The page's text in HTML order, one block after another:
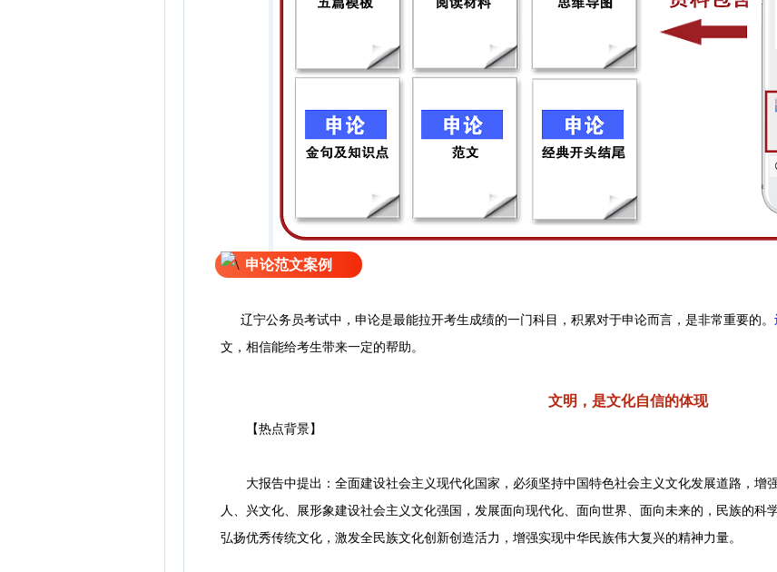
申论范文案例
辽宁公务员考试中，申论是最能拉开考生成绩的一门科目，积累对于申论而言，是非常重要的。
文，相信能给考生带来一定的帮助。
文明，是文化自信的体现
【热点背景】
大报告中提出：全面建设社会主义现代化国家，必须坚持中国特色社会主义文化发展道路，增
人、兴文化、展形象建设社会主义文化强国，发展面向现代化、面向世界、面向未来的，民族的科
弘扬优秀传统文化，激发全民族文化创新创造活力，增强实现中华民族伟大复兴的精神力量。